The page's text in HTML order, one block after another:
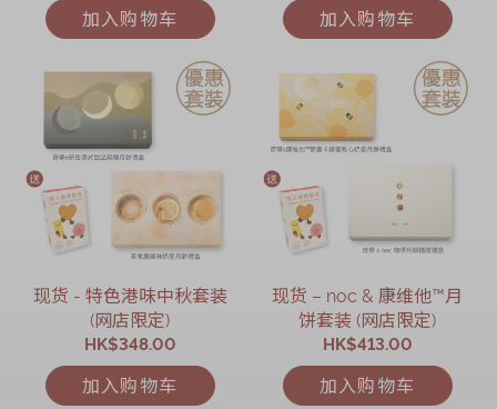
加入购物车 加入购物车
现货 - 特色港味中秋套装
(网店限定)
HK$348.00
加入购物车
现货 – noc & 康维他™月
饼套装 (网店限定)
HK$413.00
加入购物车